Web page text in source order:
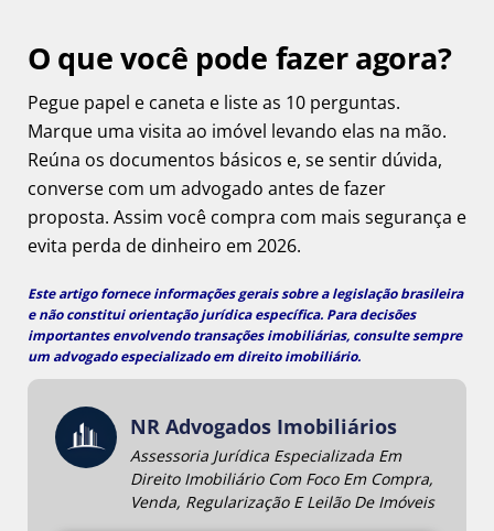
O que você pode fazer agora?
Pegue papel e caneta e liste as 10 perguntas.
Marque uma visita ao imóvel levando elas na mão.
Reúna os documentos básicos e, se sentir dúvida,
converse com um advogado antes de fazer
proposta. Assim você compra com mais segurança e
evita perda de dinheiro em 2026.
Este artigo fornece informações gerais sobre a legislação brasileira
e não constitui orientação jurídica específica. Para decisões
importantes envolvendo transações imobiliárias, consulte sempre
um advogado especializado em direito imobiliário.
NR Advogados Imobiliários
Assessoria Jurídica Especializada Em
Direito Imobiliário Com Foco Em Compra,
Venda, Regularização E Leilão De Imóveis